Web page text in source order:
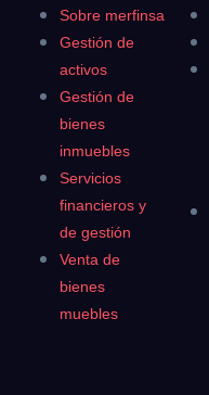
Sobre merfinsa
Gestión de
activos
Gestión de
bienes
inmuebles
Servicios
financieros y
de gestión
Venta de
bienes
muebles